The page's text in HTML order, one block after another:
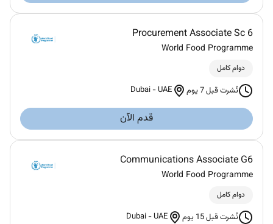
Procurement Associate Sc 6
World Food Programme
دوام كامل
نُشرت قبل 7 يوم Dubai -UAE
قدم الآن
Communications Associate G6
World Food Programme
دوام كامل
نُشرت قبل 15 يوم Dubai -UAE